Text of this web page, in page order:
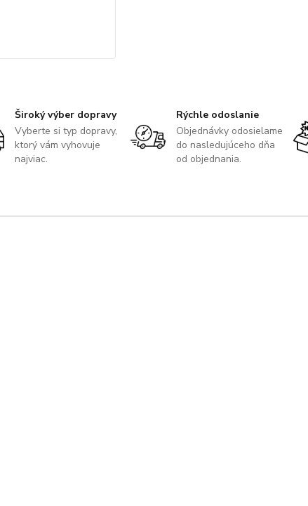
Široký výber dopravy
Vyberte si typ dopravy,
ktorý vám vyhovuje
najviac.
Rýchle odoslanie
Objednávky odosielame
do nasledujúceho dňa
od objednania.